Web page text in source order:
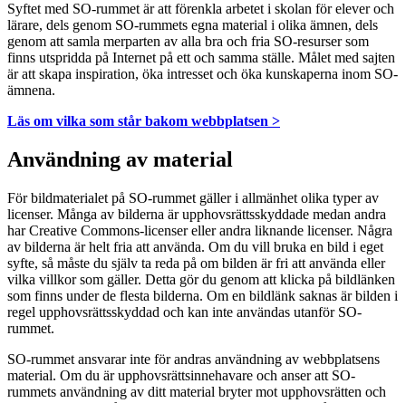
Syftet med SO-rummet är att förenkla arbetet i skolan för elever och
lärare, dels genom SO-rummets egna material i olika ämnen, dels
genom att samla merparten av alla bra och fria SO-resurser som
finns utspridda på Internet på ett och samma ställe. Målet med sajten
är att skapa inspiration, öka intresset och öka kunskaperna inom SO-
ämnena.
Läs om vilka som står bakom webbplatsen >
Användning av material
För bildmaterialet på SO-rummet gäller i allmänhet olika typer av
licenser. Många av bilderna är upphovsrättsskyddade medan andra
har Creative Commons-licenser eller andra liknande licenser. Några
av bilderna är helt fria att använda. Om du vill bruka en bild i eget
syfte, så måste du själv ta reda på om bilden är fri att använda eller
vilka villkor som gäller. Detta gör du genom att klicka på bildlänken
som finns under de flesta bilderna. Om en bildlänk saknas är bilden i
regel upphovsrättsskyddad och kan inte användas utanför SO-
rummet.
SO-rummet ansvarar inte för andras användning av webbplatsens
material. Om du är upphovsrättsinnehavare och anser att SO-
rummets användning av ditt material bryter mot upphovsrätten och